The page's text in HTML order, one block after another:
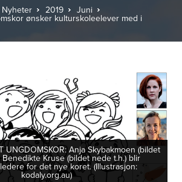
Nyheter 2019 Juni
ønsker kulturskoleelever med i
UNGDOMSKOR: Anja Skybakmoen (bildet
Kruse (bildet nede t.h.) blir
for det nye koret. (Illustrasjon:
kodaly.org.au)